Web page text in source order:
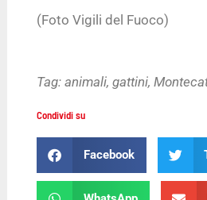
(Foto Vigili del Fuoco)
Tag:animali,gattini,
Condividi su
Facebook